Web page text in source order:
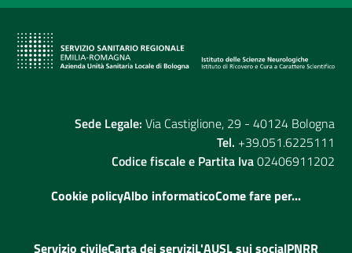
Sede Legale: Via Castiglione, 29 - 40124 Bologna
Tel. +39.051.6225111
Codice fiscale e Partita Iva02406911202
Cookie policyAlbo informaticoCome fare per...
Servizio civileCarta dei serviziL'AUSL sui socialPNRR